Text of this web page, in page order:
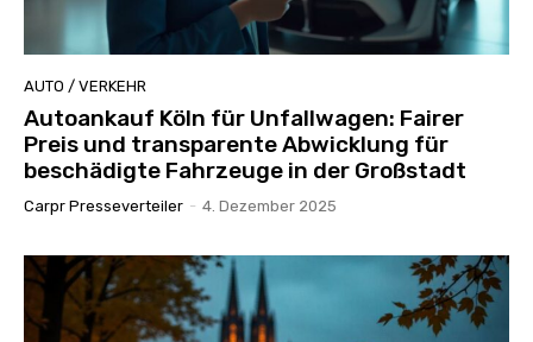
AUTO / VERKEHR
Autoankauf Köln für Unfallwagen: Fairer
Preis und transparente Abwicklung für
beschädigte Fahrzeuge in der Großstadt
Carpr Presseverteiler - 4. Dezember 2025